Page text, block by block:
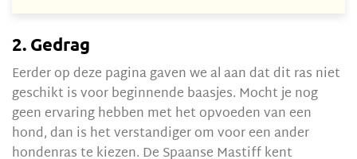
2. Gedrag
Eerder op deze pagina gaven we al aan dat dit ras niet
geschikt is voor beginnende baasjes. Mocht je nog
geen ervaring hebben met het opvoeden van een
hond, dan is het verstandiger om voor een ander
hondenras te kiezen. De Spaanse Mastiff kent